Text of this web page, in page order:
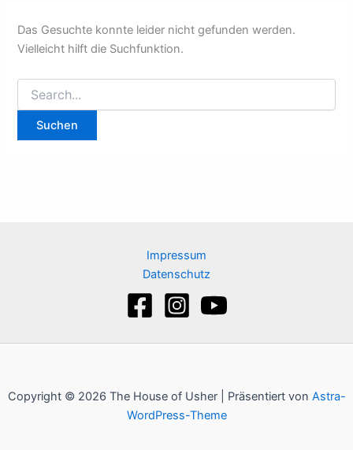
Das Gesuchte konnte leider nicht gefunden werden.
Vielleicht hilft die Suchfunktion.
Suchen
nach:
Impressum
Datenschutz
Copyright © 2026 The House of Usher | Präsentiert von Astra-
WordPress-Theme